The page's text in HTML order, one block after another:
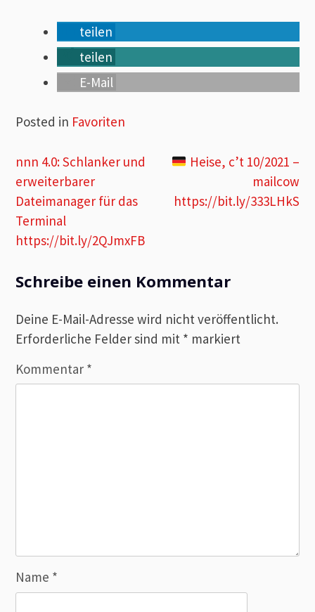
teilen
teilen
E-Mail
Posted in Favoriten
Beitragsnavigation
nnn 4.0: Schlanker und
erweiterbarer
Dateimanager für das
Terminal
https://bit.ly/2QJmxFB
Heise, c’t 10/2021 –
mailcow
https://bit.ly/333LHkS
Schreibe einen Kommentar
Deine E-Mail-Adresse wird nicht veröffentlicht.
Erforderliche Felder sind mit * markiert
Kommentar *
Name *